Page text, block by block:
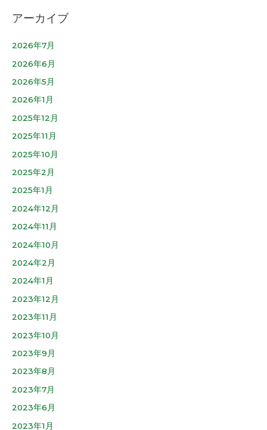
アーカイブ
2026年7月
2026年6月
2026年5月
2026年1月
2025年12月
2025年11月
2025年10月
2025年2月
2025年1月
2024年12月
2024年11月
2024年10月
2024年2月
2024年1月
2023年12月
2023年11月
2023年10月
2023年9月
2023年8月
2023年7月
2023年6月
2023年1月